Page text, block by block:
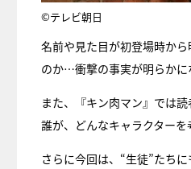
©テレビ朝日
名前や見た目が初登場時か
のか…衝撃の事実が明らかに
また、『キン肉マン』では
誰が、どんなキャラクターを
さらに今回は、“生徒”たち